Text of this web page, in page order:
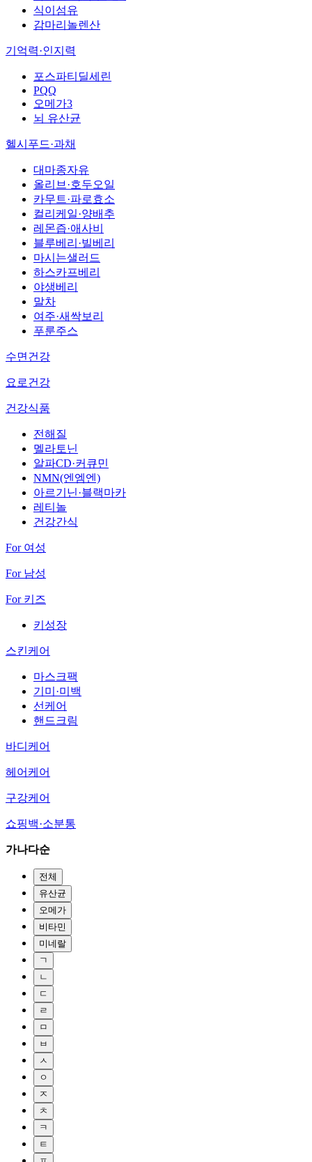
식이섬유
감마리놀렌산
기억력·인지력
포스파티딜세린
PQQ
오메가3
뇌 유산균
헬시푸드·과채
대마종자유
올리브·호두오일
카무트·파로효소
컬리케일·양배추
레몬즙·애사비
블루베리·빌베리
마시는샐러드
하스카프베리
야생베리
말차
여주·새싹보리
푸룬주스
수면건강
요로건강
건강식품
전해질
멜라토닌
알파CD·커큐민
NMN(엔엠엔)
아르기닌·블랙마카
레티놀
건강간식
For 여성
For 남성
For 키즈
키성장
스킨케어
마스크팩
기미·미백
선케어
핸드크림
바디케어
헤어케어
구강케어
쇼핑백·소분통
가나다순
전체
유산균
오메가
비타민
미네랄
ㄱ
ㄴ
ㄷ
ㄹ
ㅁ
ㅂ
ㅅ
ㅇ
ㅈ
ㅊ
ㅋ
ㅌ